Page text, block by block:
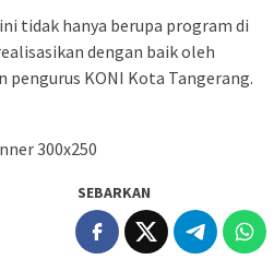
tidak hanya berupa program di
dengan baik oleh
pengurus KONI Kota Tangerang.
SEBARKAN